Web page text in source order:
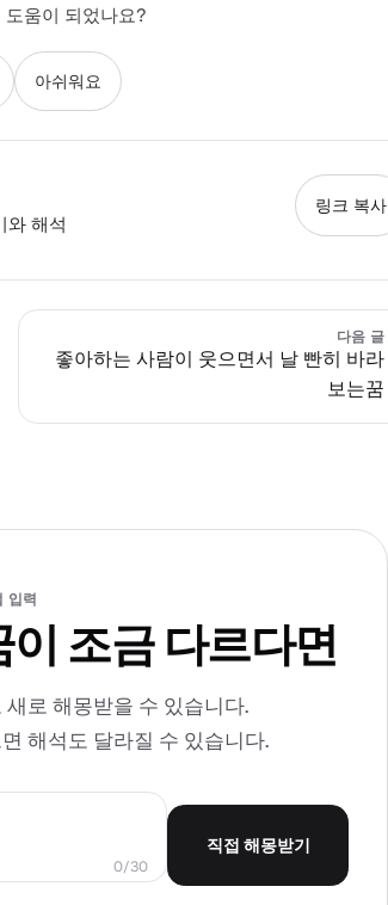
움이 되었나요?
아쉬워요
와 해석
링크 복사
다음 글
좋아하는 사람이 웃으면서 날 빤히 바라
보는꿈
입력
조금 다르다면
로 해몽받을 수 있습니다.
해석도 달라질 수 있습니다.
0/30
직접 해몽받기